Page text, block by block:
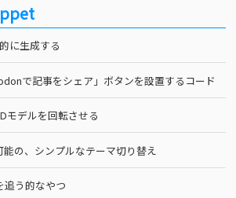
に生成する
で記事をシェア」ボタンを設置するコード
モデルを回転させる
の、シンプルなテーマ切り替え
追う的なやつ